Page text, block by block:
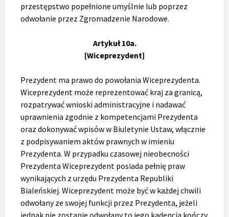
przestępstwo popełnione umyślnie lub poprzez
odwołanie przez Zgromadzenie Narodowe.
Artykuł 10a.
[Wiceprezydent]
Prezydent ma prawo do powołania Wiceprezydenta.
Wiceprezydent może reprezentować kraj za granicą,
rozpatrywać wnioski administracyjne i nadawać
uprawnienia zgodnie z kompetencjami Prezydenta
oraz dokonywać wpisów w Biuletynie Ustaw, włącznie
z podpisywaniem aktów prawnych w imieniu
Prezydenta. W przypadku czasowej nieobecności
Prezydenta Wiceprezydent posiada pełnię praw
wynikających z urzędu Prezydenta Republiki
Bialeńskiej. Wiceprezydent może być w każdej chwili
odwołany ze swojej funkcji przez Prezydenta, jeżeli
jednak nie zostanie odwołany to jego kadencja kończy